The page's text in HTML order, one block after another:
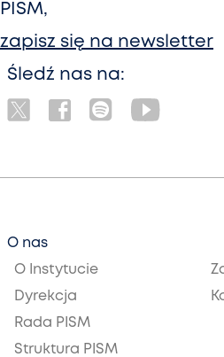
PISM,
zapisz się na newsletter
Śledź nas na:
O nas
O Instytucie
Dyrekcja
Rada PISM
Struktura PISM